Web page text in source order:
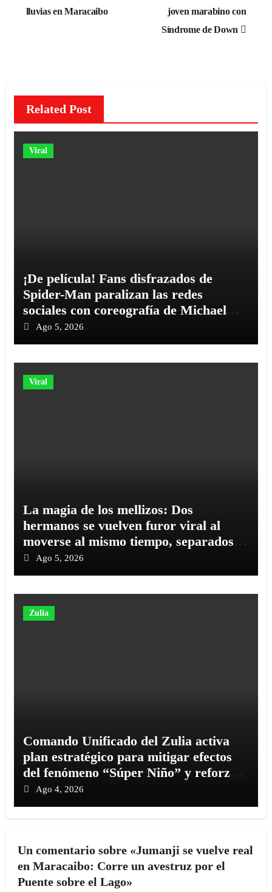
entradas
lluvias en Maracaibo
joven marabino con
Síndrome de Down
Related Post
Viral
¡De película! Fans disfrazados de
Spider-Man paralizan las redes
sociales con coreografía de Michael
Jackson
Ago 5, 2026
Viral
La magia de los mellizos: Dos
hermanos se vuelven furor viral al
moverse al mismo tiempo, separados
por una pared
Ago 5, 2026
Zulia
Comando Unificado del Zulia activa
plan estratégico para mitigar efectos
del fenómeno “Súper Niño” y reforzar
la seguridad regional
Ago 4, 2026
Un comentario sobre «Jumanji se vuelve real
en Maracaibo: Corre un avestruz por el
Puente sobre el Lago»